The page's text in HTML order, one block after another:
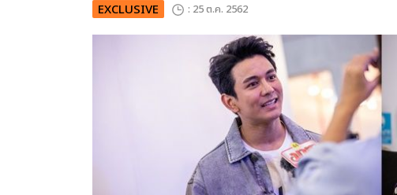
EXCLUSIVE : 25 ต.ค. 2562